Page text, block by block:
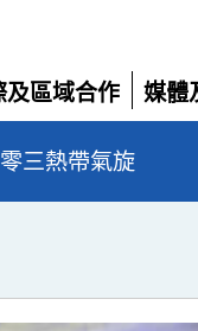
及區域合作
媒體
展
三熱帶氣旋